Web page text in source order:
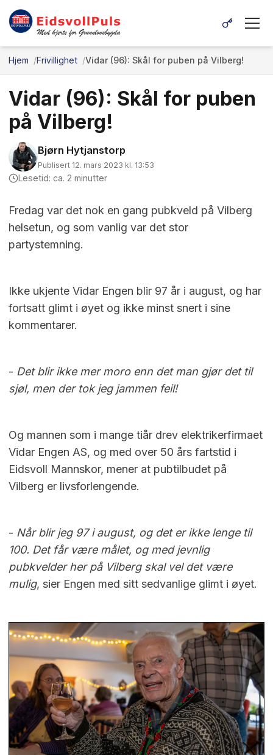
Hjem Frivillighet Vidar (96): Skål for puben på Vilberg!
Vidar (96): Skål for puben
på Vilberg!
Bjørn Hytjanstorp
Publisert 12. mars 2023 kl. 13:53
Lesetid: ca. 2 minutter
Fredag var det nok en gang pubkveld på Vilberg
helsetun, og som vanlig var det stor
partystemning.
Ikke ukjente Vidar Engen blir 97 år i august, og har
fortsatt glimt i øyet og ikke minst snert i sine
kommentarer.
- Det blir ikke mer moro enn det man gjør det til
sjøl, men der tok jeg jammen feil!
Og mannen som i mange tiår drev elektrikerfirmaet
Vidar Engen AS, og med over 50 års fartstid i
Eidsvoll Mannskor, mener at pubtilbudet på
Vilberg er livsforlengende.
- Når blir jeg 97 i august, og det er ikke lenge til
100. Det får være målet, og med jevnlig
pubkvelder her på Vilberg skal vel det være
mulig, sier Engen med sitt sedvanlige glimt i øyet.